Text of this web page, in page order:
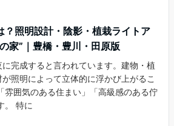
？照明設計・陰影・植栽ライトア
家”｜豊橋・豊川・田原版
完成すると言われています。建物・植
照明によって立体的に浮かび上がるこ
雰囲気のある住まい」「高級感のある佇
。 特に